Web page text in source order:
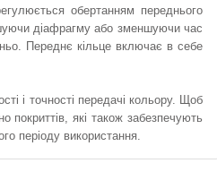
обертанням переднього
діафрагму або зменшуючи час
Переднє кільце включає в себе
і точності передачі кольору. Щоб
покриттів, які також забезпечують
періоду використання.